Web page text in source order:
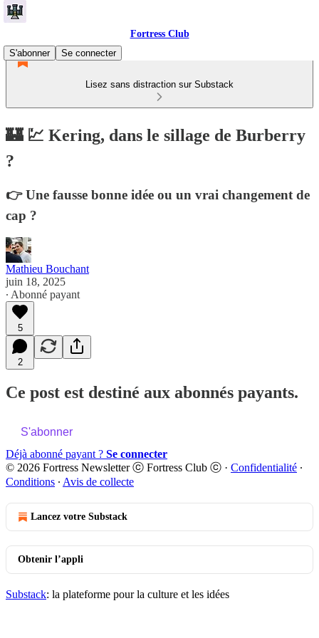
Fortress Club
S'abonner
Se connecter
Lisez sans distraction sur Substack
🏰 💹 Kering, dans le sillage de Burberry
?
👉 Une fausse bonne idée ou un vrai changement de
cap ?
Mathieu Bouchant
juin 18, 2025
∙ Abonné payant
5
2
Ce post est destiné aux abonnés payants.
S'abonner
Déjà abonné payant ? Se connecter
© 2026 Fortress Newsletter ⓒ Fortress Club ⓒ · Confidentialité ∙
Conditions ∙ Avis de collecte
Lancez votre Substack
Obtenir l’appli
Substack: la plateforme pour la culture et les idées